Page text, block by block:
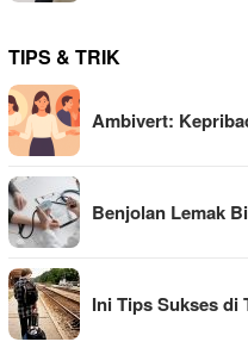
TIPS & TRIK
Ambivert:
Benjolan Lemak
Ini Tips Sukses di